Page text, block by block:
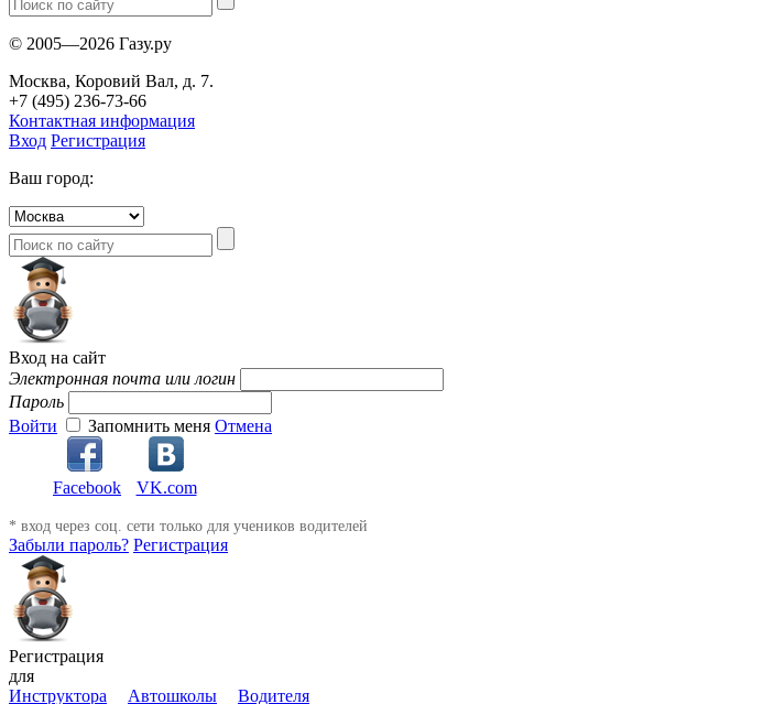
© 2005—2026 Газу.ру
Москва, Коровий Вал, д. 7.
+7 (495) 236-73-66
Контактная информация
Вход Регистрация
Ваш город:
Вход на сайт
Электронная почта или логин
Пароль
Войти
Запомнить меня Отмена
Facebook VK.com
* вход через соц. сети только для учеников водителей
Забыли пароль? Регистрация
Регистрация
для
Инструктора
Автошколы Водителя